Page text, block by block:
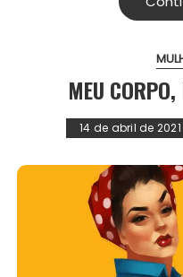
MEU
14 de abril de 2021